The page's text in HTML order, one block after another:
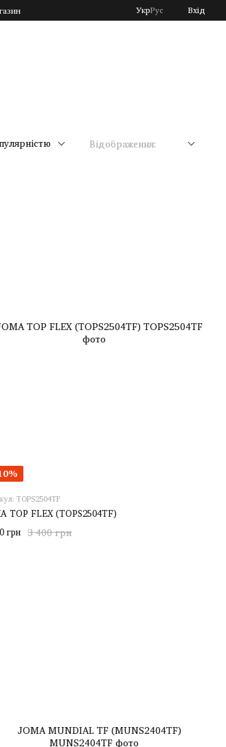
УкрРус Вхід
Відображення:
TOPS2504TF
TOP FLEX (TOPS2504TF)
3 400 грн
грн